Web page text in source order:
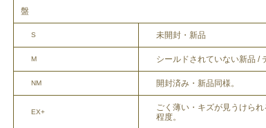
盤
S 未開封・新品
M シールドされていない新品 /
NM 開封済み・新品同様。
EX+
ごく薄い・キズが見うけら
程度。